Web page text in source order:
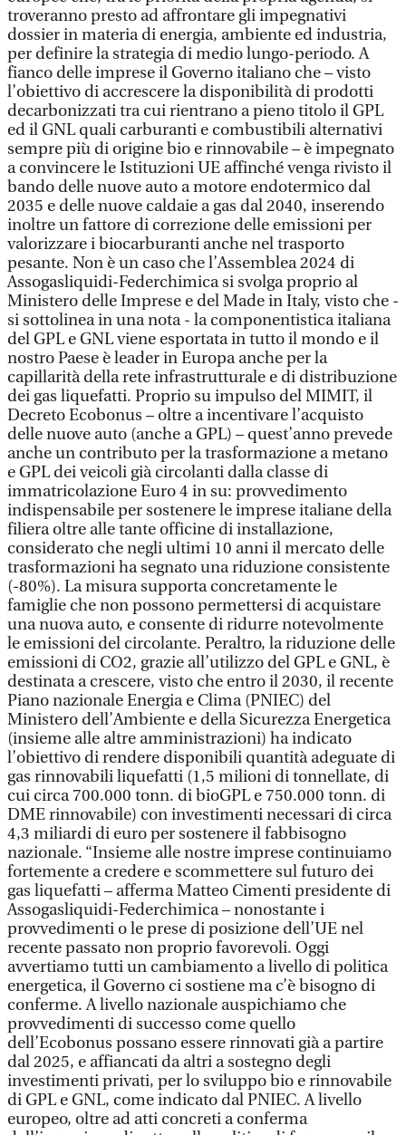
troveranno presto ad affrontare gli impegnativi
dossier in materia di energia, ambiente ed industria,
per definire la strategia di medio lungo-periodo. A
fianco delle imprese il Governo italiano che – visto
l’obiettivo di accrescere la disponibilità di prodotti
decarbonizzati tra cui rientrano a pieno titolo il GPL
ed il GNL quali carburanti e combustibili alternativi
sempre più di origine bio e rinnovabile – è impegnato
a convincere le Istituzioni UE affinché venga rivisto il
bando delle nuove auto a motore endotermico dal
2035 e delle nuove caldaie a gas dal 2040, inserendo
inoltre un fattore di correzione delle emissioni per
valorizzare i biocarburanti anche nel trasporto
pesante. Non è un caso che l’Assemblea 2024 di
Assogasliquidi-Federchimica si svolga proprio al
Ministero delle Imprese e del Made in Italy, visto che -
si sottolinea in una nota - la componentistica italiana
del GPL e GNL viene esportata in tutto il mondo e il
nostro Paese è leader in Europa anche per la
capillarità della rete infrastrutturale e di distribuzione
dei gas liquefatti. Proprio su impulso del MIMIT, il
Decreto Ecobonus – oltre a incentivare l’acquisto
delle nuove auto (anche a GPL) – quest’anno prevede
anche un contributo per la trasformazione a metano
e GPL dei veicoli già circolanti dalla classe di
immatricolazione Euro 4 in su: provvedimento
indispensabile per sostenere le imprese italiane della
filiera oltre alle tante officine di installazione,
considerato che negli ultimi 10 anni il mercato delle
trasformazioni ha segnato una riduzione consistente
(-80%). La misura supporta concretamente le
famiglie che non possono permettersi di acquistare
una nuova auto, e consente di ridurre notevolmente
le emissioni del circolante. Peraltro, la riduzione delle
emissioni di CO2, grazie all’utilizzo del GPL e GNL, è
destinata a crescere, visto che entro il 2030, il recente
Piano nazionale Energia e Clima (PNIEC) del
Ministero dell’Ambiente e della Sicurezza Energetica
(insieme alle altre amministrazioni) ha indicato
l’obiettivo di rendere disponibili quantità adeguate di
gas rinnovabili liquefatti (1,5 milioni di tonnellate, di
cui circa 700.000 tonn. di bioGPL e 750.000 tonn. di
DME rinnovabile) con investimenti necessari di circa
4,3 miliardi di euro per sostenere il fabbisogno
nazionale. “Insieme alle nostre imprese continuiamo
fortemente a credere e scommettere sul futuro dei
gas liquefatti – afferma Matteo Cimenti presidente di
Assogasliquidi-Federchimica – nonostante i
provvedimenti o le prese di posizione dell’UE nel
recente passato non proprio favorevoli. Oggi
avvertiamo tutti un cambiamento a livello di politica
energetica, il Governo ci sostiene ma c’è bisogno di
conferme. A livello nazionale auspichiamo che
provvedimenti di successo come quello
dell’Ecobonus possano essere rinnovati già a partire
dal 2025, e affiancati da altri a sostegno degli
investimenti privati, per lo sviluppo bio e rinnovabile
di GPL e GNL, come indicato dal PNIEC. A livello
europeo, oltre ad atti concreti a conferma